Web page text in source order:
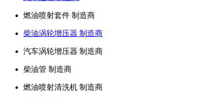
燃油喷射套件 制造商
柴油涡轮增压器 制造商
汽车涡轮增压器 制造商
柴油管 制造商
燃油喷射清洗机 制造商